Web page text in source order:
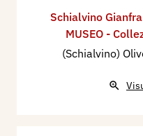
Schialvino
MUSEO -
(Schialvino)